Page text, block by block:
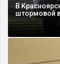
В
штормовой